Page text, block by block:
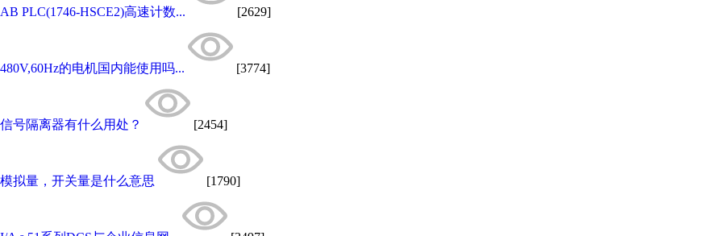
AB PLC(1746-HSCE2)高速计数... [2629]
480V,60Hz的电机国内能使用吗... [3774]
信号隔离器有什么用处？ [2454]
模拟量，开关量是什么意思 [1790]